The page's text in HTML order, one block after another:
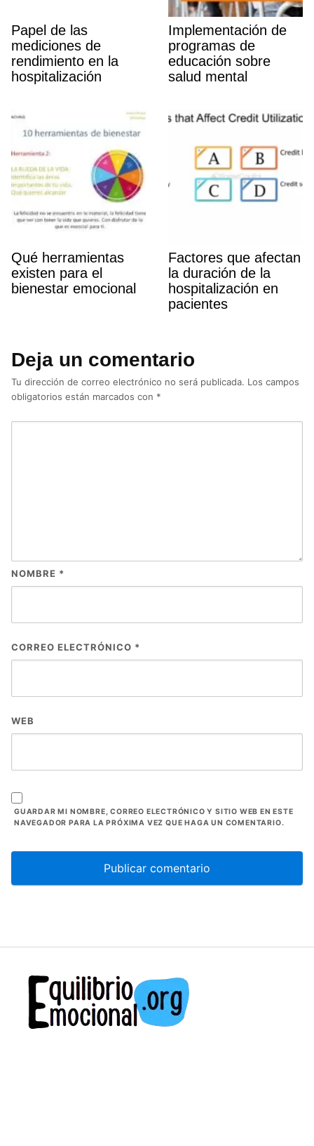
Papel de las
mediciones de
rendimiento en la
hospitalización
Implementación de
programas de
educación sobre
salud mental
Qué herramientas
existen para el
bienestar emocional
Factores que afectan
la duración de la
hospitalización en
pacientes
Deja un comentario
Tu dirección de correo electrónico no será publicada. Los campos
obligatorios están marcados con *
NOMBRE *
CORREO ELECTRÓNICO *
WEB
GUARDAR MI NOMBRE, CORREO ELECTRÓNICO Y SITIO WEB EN ESTE
NAVEGADOR PARA LA PRÓXIMA VEZ QUE HAGA UN COMENTARIO.